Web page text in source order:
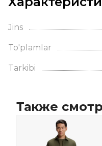
Jins
To'plamlar
Tarkibi
Также